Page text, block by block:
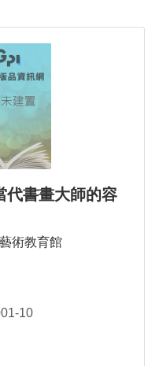
代書畫大師的容
術教育館
10